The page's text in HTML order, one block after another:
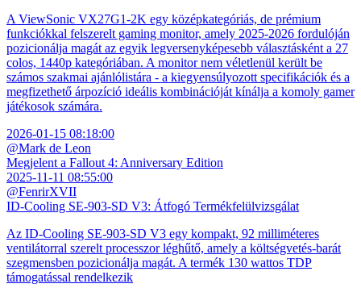
A ViewSonic VX27G1-2K egy középkategóriás, de prémium
funkciókkal felszerelt gaming monitor, amely 2025-2026 fordulóján
pozicionálja magát az egyik legversenyképesebb választásként a 27
colos, 1440p kategóriában. A monitor nem véletlenül került be
számos szakmai ajánlólistára - a kiegyensúlyozott specifikációk és a
megfizethető árpozíció ideális kombinációját kínálja a komoly gamer
játékosok számára.
2026-01-15 08:18:00
@Mark de Leon
Megjelent a Fallout 4: Anniversary Edition
2025-11-11 08:55:00
@FenrirXVII
ID-Cooling SE-903-SD V3: Átfogó Termékfelülvizsgálat
Az ID-Cooling SE-903-SD V3 egy kompakt, 92 milliméteres
ventilátorral szerelt processzor léghűtő, amely a költségvetés-barát
szegmensben pozicionálja magát. A termék 130 wattos TDP
támogatással rendelkezik